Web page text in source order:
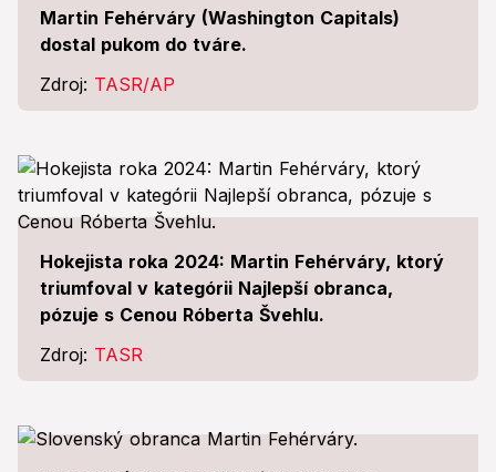
Martin Fehérváry (Washington Capitals)
dostal pukom do tváre.
Zdroj: TASR/AP
Hokejista roka 2024: Martin Fehérváry, ktorý
triumfoval v kategórii Najlepší obranca,
pózuje s Cenou Róberta Švehlu.
Zdroj: TASR